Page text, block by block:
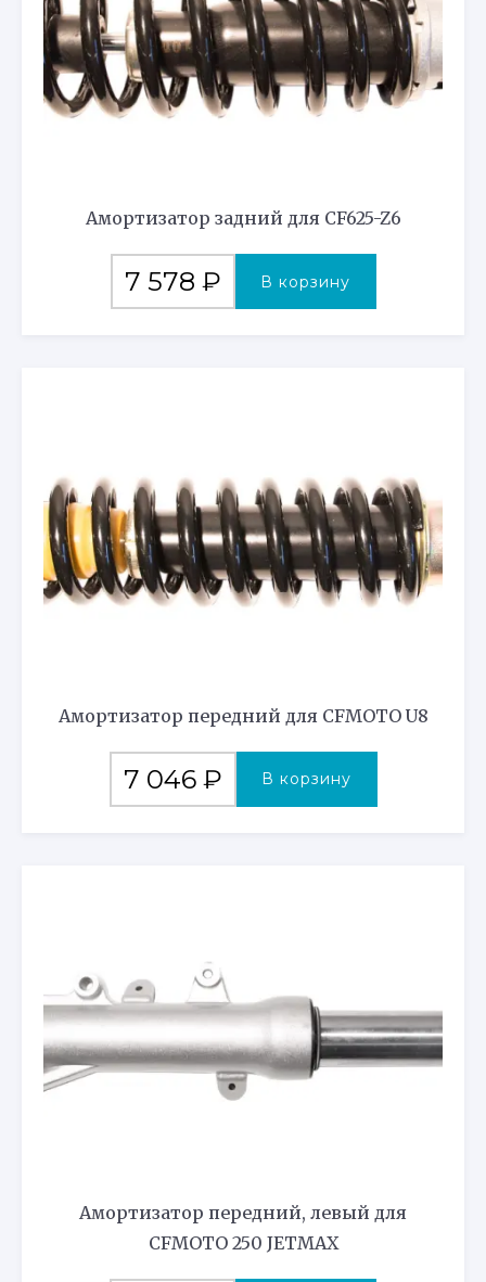
Амортизатор задний для CF625-Z6
7 578 ₽ В корзину
Амортизатор передний для CFMOTO U8
7 046 ₽ В корзину
Амортизатор передний, левый для
CFMOTO 250 JETMAX